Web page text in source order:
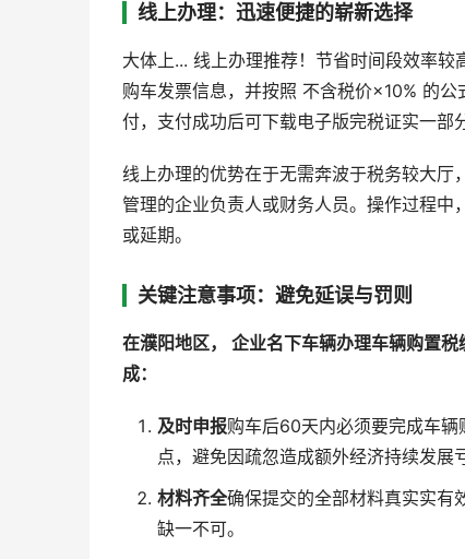
线上办理：迅速便捷的崭新选择
大体上... 线上办理推荐！节省时间段效率
购车发票信息，并按照 不含税价×10% 的
付，支付成功后可下载电子版完税证实一部
线上办理的优势在于无需奔波于税务较大
管理的企业负责人或财务人员。操作过程
或延期。
关键注意事项：避免延误与罚则
在濮阳地区， 企业名下车辆办理车辆购置
成：
及时申报购车后60天内必须要完成车
点，避免因疏忽造成额外经济持续发展
材料齐全确保提交的全部材料真实实有
缺一不可。